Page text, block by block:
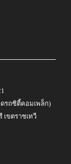
ดรถซิตี้คอมเพล็ก)
เขตราชเทวี